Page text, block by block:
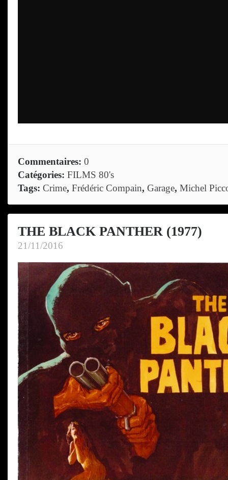
Commentaires: 0
Catégories: FILMS 80's
Tags: Crime, Frédéric Compain, Garage, Michel
THE BLACK PANTHER (1977)
21/11/2016